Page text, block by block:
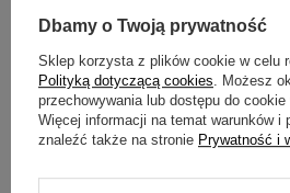
Wyślij
Dbamy o Twoją prywatność
Sklep korzysta z plików cookie w celu
Polityką dotyczącą cookies . Możesz
przechowywania lub dostępu do cookie
Więcej informacji na temat warunków i
znaleźć także na stronie Prywatność i